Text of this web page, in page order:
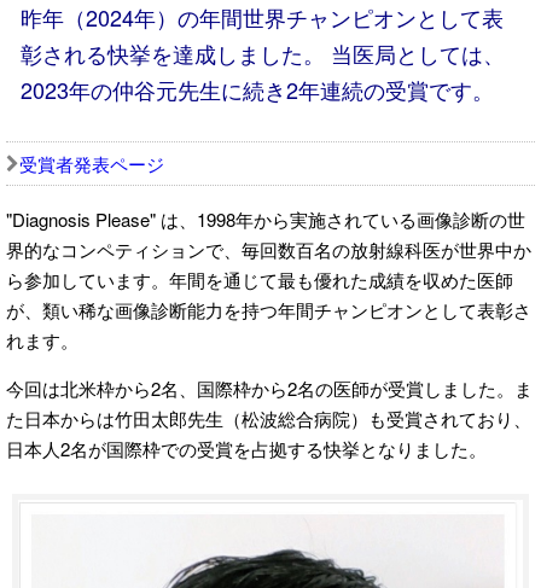
昨年（2024年）の年間世界チャンピオンとして表
彰される快挙を達成しました。 当医局としては、
2023年の仲谷元先生に続き2年連続の受賞です。
受賞者発表ページ
"Diagnosis Please" は、1998年から実施されている画像診断の世
界的なコンペティションで、毎回数百名の放射線科医が世界中か
ら参加しています。年間を通じて最も優れた成績を収めた医師
が、類い稀な画像診断能力を持つ年間チャンピオンとして表彰さ
れます。
今回は北米枠から2名、国際枠から2名の医師が受賞しました。ま
た日本からは竹田太郎先生（松波総合病院）も受賞されており、
日本人2名が国際枠での受賞を占拠する快挙となりました。